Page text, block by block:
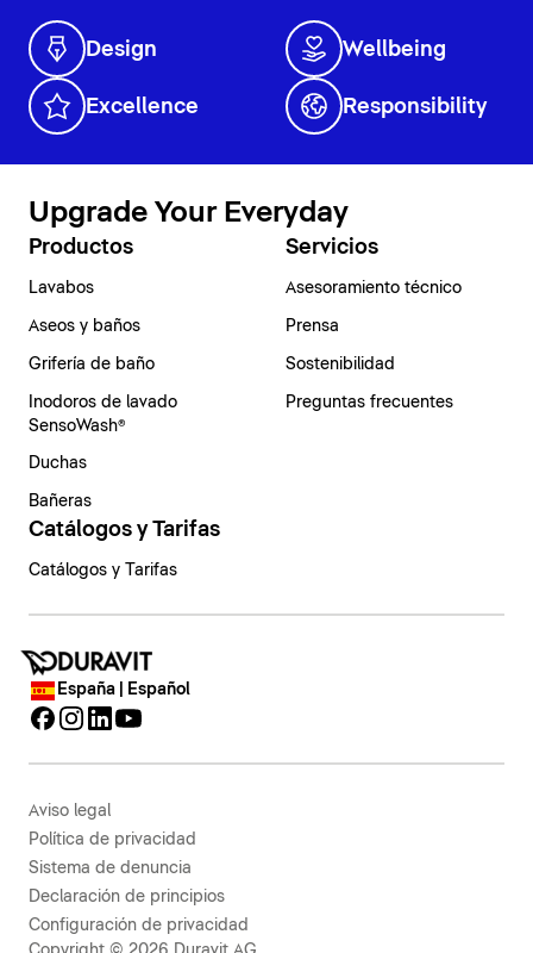
Design Wellbeing
Excellence Responsibility
Upgrade Your Everyday
Productos
Lavabos
Aseos y baños
Grifería de baño
Inodoros de lavado
SensoWash®
Duchas
Bañeras
Servicios
Asesoramiento técnico
Prensa
Sostenibilidad
Preguntas frecuentes
Catálogos y Tarifas
Catálogos y Tarifas
España | Español
Aviso legal
Política de privacidad
Sistema de denuncia
Declaración de principios
Configuración de privacidad